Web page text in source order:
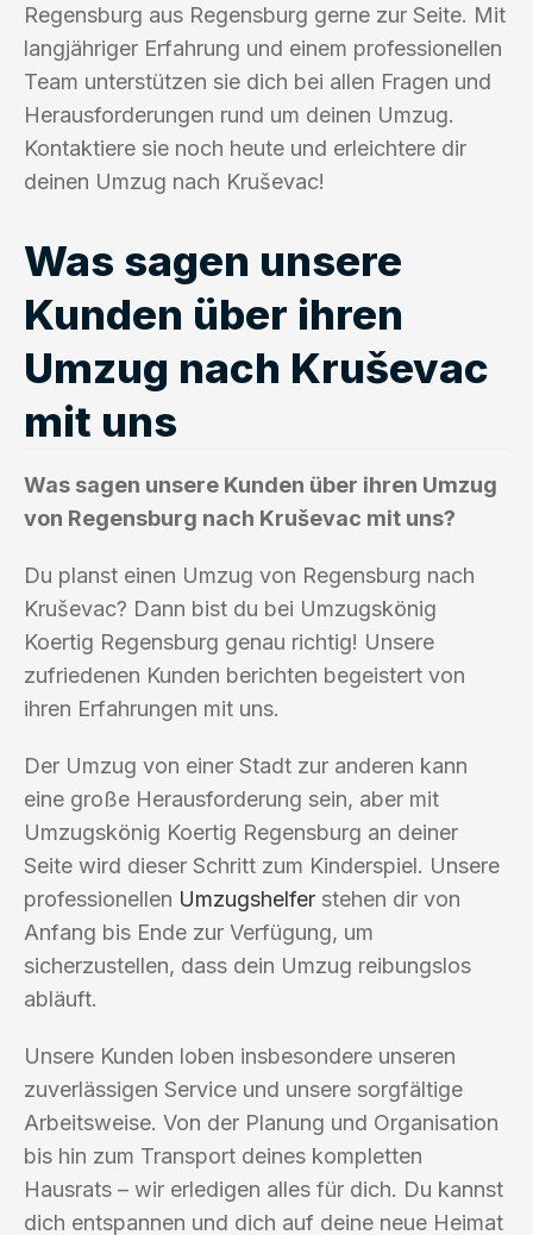
Regensburg aus Regensburg gerne zur Seite. Mit
langjähriger Erfahrung und einem professionellen
Team unterstützen sie dich bei allen Fragen und
Herausforderungen rund um deinen Umzug.
Kontaktiere sie noch heute und erleichtere dir
deinen Umzug nach Kruševac!
Was sagen unsere
Kunden über ihren
Umzug nach Kruševac
mit uns
Was sagen unsere Kunden über ihren Umzug
von Regensburg nach Kruševac mit uns?
Du planst einen Umzug von Regensburg nach
Kruševac? Dann bist du bei Umzugskönig
Koertig Regensburg genau richtig! Unsere
zufriedenen Kunden berichten begeistert von
ihren Erfahrungen mit uns.
Der Umzug von einer Stadt zur anderen kann
eine große Herausforderung sein, aber mit
Umzugskönig Koertig Regensburg an deiner
Seite wird dieser Schritt zum Kinderspiel. Unsere
professionellen Umzugshelfer stehen dir von
Anfang bis Ende zur Verfügung, um
sicherzustellen, dass dein Umzug reibungslos
abläuft.
Unsere Kunden loben insbesondere unseren
zuverlässigen Service und unsere sorgfältige
Arbeitsweise. Von der Planung und Organisation
bis hin zum Transport deines kompletten
Hausrats – wir erledigen alles für dich. Du kannst
dich entspannen und dich auf deine neue Heimat